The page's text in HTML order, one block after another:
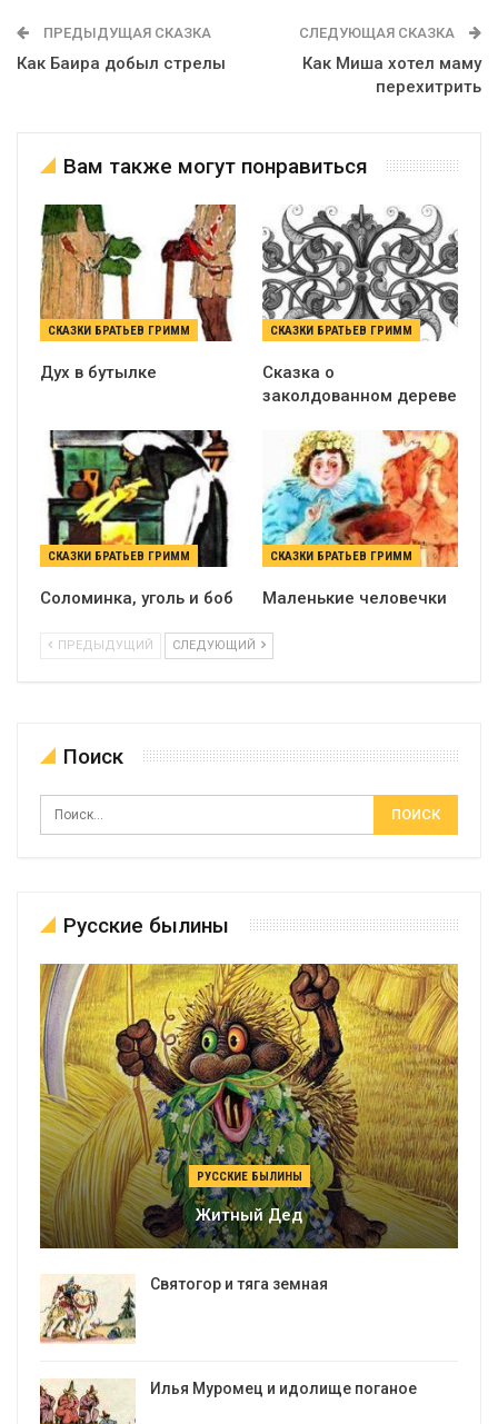
ПРЕДЫДУЩАЯ СКАЗКА
Как Баира добыл стрелы
СЛЕДУЮЩАЯ СКАЗКА
Как Миша хотел маму
перехитрить
Вам также могут понравиться
СКАЗКИ БРАТЬЕВ ГРИММ
Дух в бутылке
СКАЗКИ БРАТЬЕВ ГРИММ
Сказка о
заколдованном дереве
СКАЗКИ БРАТЬЕВ ГРИММ
Соломинка, уголь и боб
СКАЗКИ БРАТЬЕВ ГРИММ
Маленькие человечки
ПРЕДЫДУЩИЙ СЛЕДУЮЩИЙ
Поиск
Русские былины
РУССКИЕ БЫЛИНЫ
Житный Дед
Святогор и тяга земная
Илья Муромец и идолище поганое